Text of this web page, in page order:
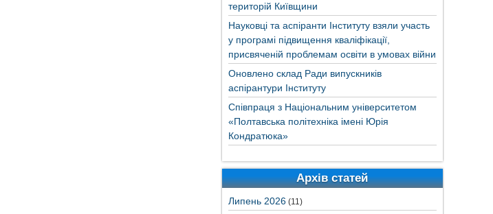
територій Київщини
Науковці та аспіранти Інституту взяли участь
у програмі підвищення кваліфікації,
присвяченій проблемам освіти в умовах війни
Оновлено склад Ради випускників
аспірантури Інституту
Співпраця з Національним університетом
«Полтавська політехніка імені Юрія
Кондратюка»
Архів статей
Липень 2026(11)